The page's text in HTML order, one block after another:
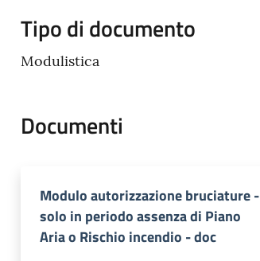
Tipo di documento
Modulistica
Documenti
Modulo autorizzazione bruciature -
solo in periodo assenza di Piano
Aria o Rischio incendio - doc